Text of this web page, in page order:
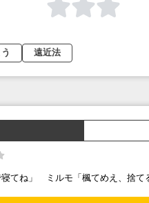
遠近法
てね」 ミルモ「楓てめえ、捨て